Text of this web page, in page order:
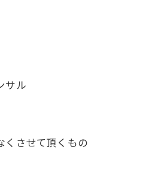
サル
くさせて頂くもの